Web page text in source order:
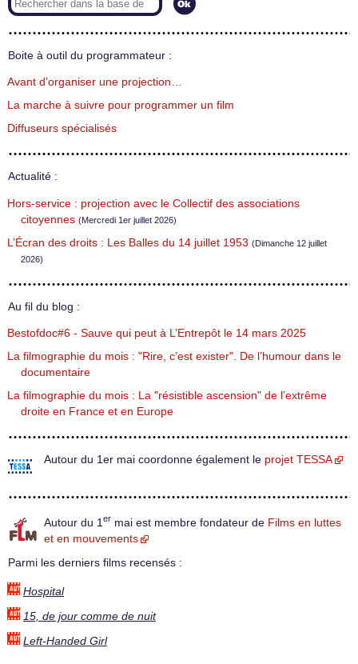
Boite à outil du programmateur :
Avant d’organiser une projection…
La marche à suivre pour programmer un film
Diffuseurs spécialisés
Actualité :
Hors-service : projection avec le Collectif des associations
citoyennes (Mercredi 1er juillet 2026)
L’Écran des droits : Les Balles du 14 juillet 1953 (Dimanche 12 juillet
2026)
Au fil du blog :
Bestofdoc#6 - Sauve qui peut à L’Entrepôt le 14 mars 2025
La filmographie du mois : "Rire, c’est exister". De l’humour dans le
documentaire
La filmographie du mois : La "résistible ascension" de l’extrême
droite en France et en Europe
Autour du 1er mai coordonne également le projet TESSA
Autour du 1 er mai est membre fondateur de Films en luttes
et en mouvements
Parmi les derniers films recensés :
Hospital
15, de jour comme de nuit
Left-Handed Girl